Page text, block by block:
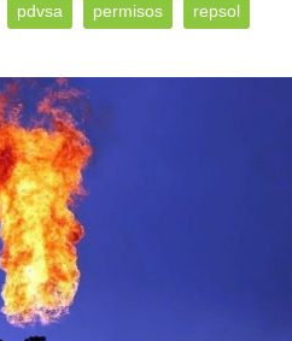
pdvsa permisos repsol